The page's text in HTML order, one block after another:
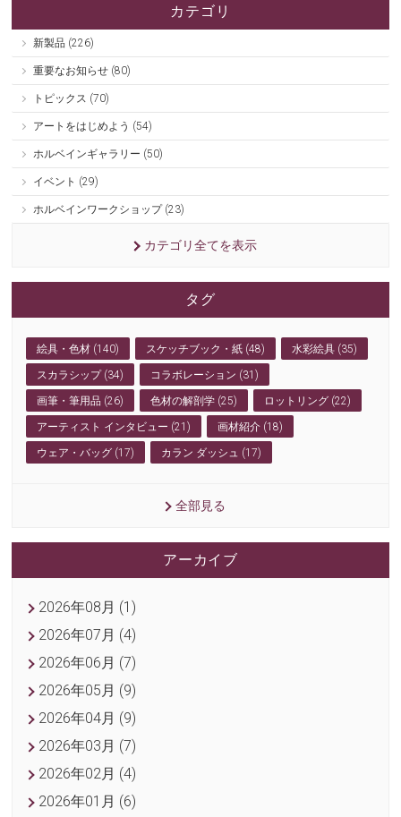
カテゴリ
新製品 (226)
重要なお知らせ (80)
トピックス (70)
アートをはじめよう (54)
ホルベインギャラリー (50)
イベント (29)
ホルベインワークショップ (23)
カテゴリ全てを表示
タグ
絵具・色材 (140) スケッチブック・紙 (48) 水彩絵具 (35)
スカラシップ (34) コラボレーション (31)
画筆・筆用品 (26) 色材の解剖学 (25) ロットリング (22)
アーティスト インタビュー (21) 画材紹介 (18)
ウェア・バッグ (17) カラン ダッシュ (17)
全部見る
アーカイブ
2026年08月 (1)
2026年07月 (4)
2026年06月 (7)
2026年05月 (9)
2026年04月 (9)
2026年03月 (7)
2026年02月 (4)
2026年01月 (6)